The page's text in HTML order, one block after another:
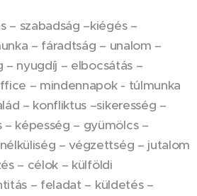
– szabadság –kiégés –
– fáradtság – unalom –
nyugdíj – elbocsátás –
– mindennapok - túlmunka
– konfliktus –sikeresség –
– képesség – gyümölcs –
– végzettség – jutalom
– célok – külföldi
– feladat – küldetés –